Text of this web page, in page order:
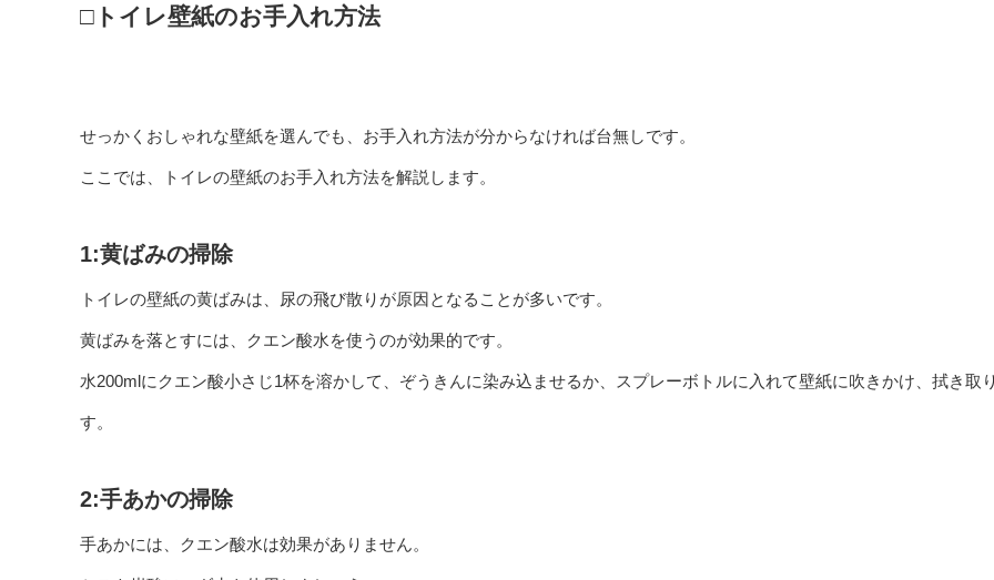
□トイレ壁紙のお手入れ方法
せっかくおしゃれな壁紙を選んでも、お手入れ方法が分からなければ台無しです。
ここでは、トイレの壁紙のお手入れ方法を解説します。
1:黄ばみの掃除
トイレの壁紙の黄ばみは、尿の飛び散りが原因となることが多いです。
黄ばみを落とすには、クエン酸水を使うのが効果的です。
水200mlにクエン酸小さじ1杯を溶かして、ぞうきんに染み込ませるか、スプレーボトルに入れて壁紙に吹きかけ、拭き取
す。
2:手あかの掃除
手あかには、クエン酸水は効果がありません。